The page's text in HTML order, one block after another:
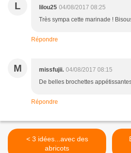
L lilou25 04/08/2017 08:25
Très sympa cette marinade !
Répondre
M missfujii. 04/08/2017 08:15
De belles brochettes
Répondre
< 3 idées...avec des
abricots